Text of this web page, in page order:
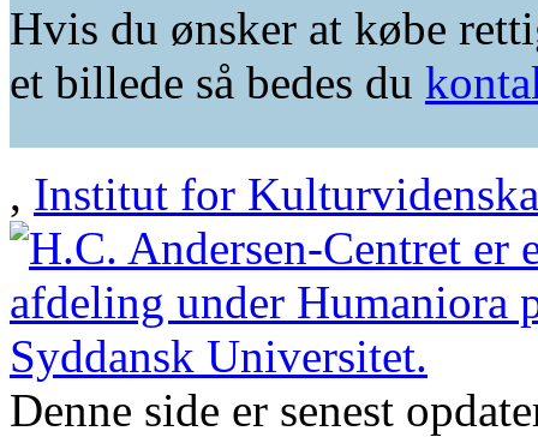
Hvis du ønsker at købe
et billede så bedes du
, Institut for
Denne side er senest